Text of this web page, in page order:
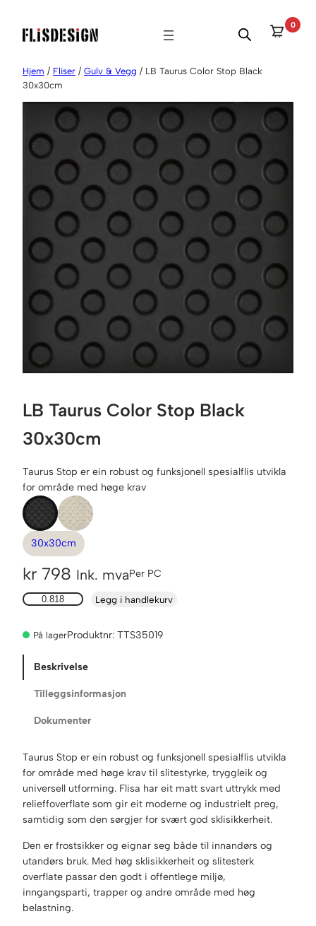
innhold
0
Hjem / Fliser / Gulv & Vegg / LB Taurus Color Stop Black
30x30cm
LB Taurus Color Stop Black
30x30cm
Taurus Stop er ein robust og funksjonell spesialflis utvikla
for område med høge krav
30x30cm
kr 798 Ink. mvaPer PC
L
T
l
o
r
S
t
p
B
l
a
c
Legg i handlekurv
På lagerProduktnr: TTS35019
Beskrivelse
Tilleggsinformasjon
Dokumenter
Taurus Stop er ein robust og funksjonell spesialflis utvikla
for område med høge krav til slitestyrke, tryggleik og
universell utforming. Flisa har eit matt svart uttrykk med
relieffoverflate som gir eit moderne og industrielt preg,
samtidig som den sørgjer for svært god sklisikkerheit.
Den er frostsikker og eignar seg både til innandørs og
utandørs bruk. Med høg sklisikkerheit og slitesterk
overflate passar den godt i offentlege miljø,
inngangsparti, trapper og andre område med høg
belastning.